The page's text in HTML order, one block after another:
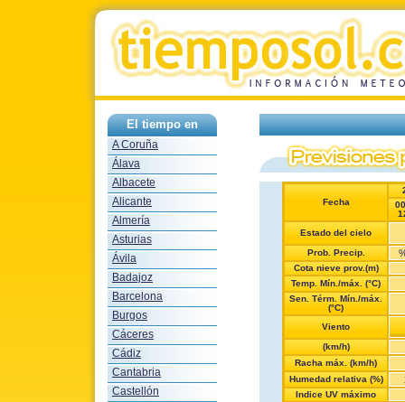
El tiempo en
A Coruña
Álava
Albacete
Alicante
Almería
Asturias
Ávila
Badajoz
Barcelona
Burgos
Cáceres
Cádiz
Cantabria
Castellón
Fecha
Estado del cielo
Prob. Precip.
Cota nieve prov.(m)
Temp. Mín./máx. (°C)
Sen. Térm. Mín./máx.
(°C)
Viento
(km/h)
Racha máx. (km/h)
Humedad relativa (%)
Indice UV máximo